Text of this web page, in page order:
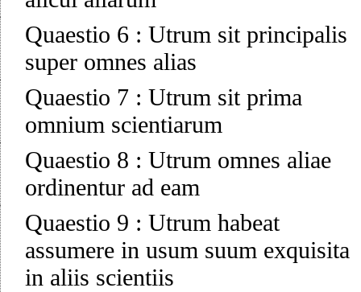
Quaestio 6 : Utrum sit principalis
super omnes alias
Quaestio 7 : Utrum sit prima
omnium scientiarum
Quaestio 8 : Utrum omnes aliae
ordinentur ad eam
Quaestio 9 : Utrum habeat
assumere in usum suum exquisita
in aliis scientiis